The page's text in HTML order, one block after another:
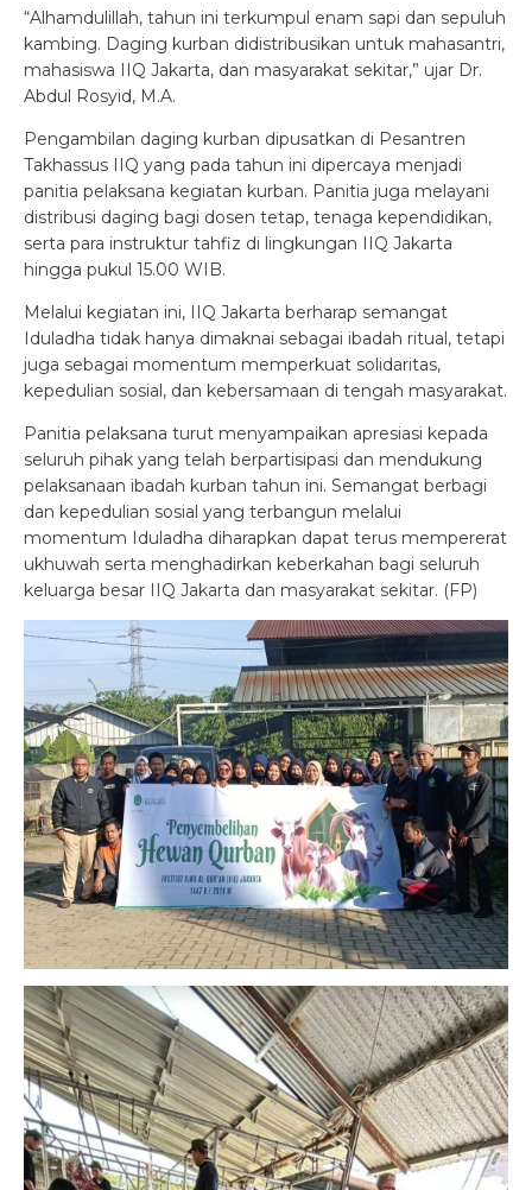
“Alhamdulillah, tahun ini terkumpul enam sapi dan sepuluh
kambing. Daging kurban didistribusikan untuk mahasantri,
mahasiswa IIQ Jakarta, dan masyarakat sekitar,” ujar Dr.
Abdul Rosyid, M.A.
Pengambilan daging kurban dipusatkan di Pesantren
Takhassus IIQ yang pada tahun ini dipercaya menjadi
panitia pelaksana kegiatan kurban. Panitia juga melayani
distribusi daging bagi dosen tetap, tenaga kependidikan,
serta para instruktur tahfiz di lingkungan IIQ Jakarta
hingga pukul 15.00 WIB.
Melalui kegiatan ini, IIQ Jakarta berharap semangat
Iduladha tidak hanya dimaknai sebagai ibadah ritual, tetapi
juga sebagai momentum memperkuat solidaritas,
kepedulian sosial, dan kebersamaan di tengah masyarakat.
Panitia pelaksana turut menyampaikan apresiasi kepada
seluruh pihak yang telah berpartisipasi dan mendukung
pelaksanaan ibadah kurban tahun ini. Semangat berbagi
dan kepedulian sosial yang terbangun melalui
momentum Iduladha diharapkan dapat terus mempererat
ukhuwah serta menghadirkan keberkahan bagi seluruh
keluarga besar IIQ Jakarta dan masyarakat sekitar. (FP)